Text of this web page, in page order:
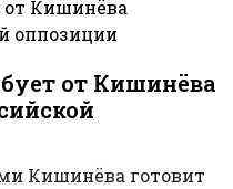
от Кишинёва
Кишинёва готовит